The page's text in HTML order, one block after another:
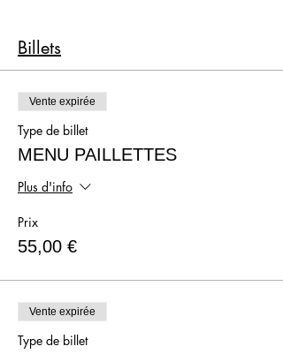
bien l'intention de vous faire passer du Coq à
l'Âme et vont faire de votre soirée un souvenir
inoubliable!
Billets
Vente expirée
Type de billet
MENU PAILLETTES
Plus d'info
Prix
55,00 €
Vente expirée
Type de billet